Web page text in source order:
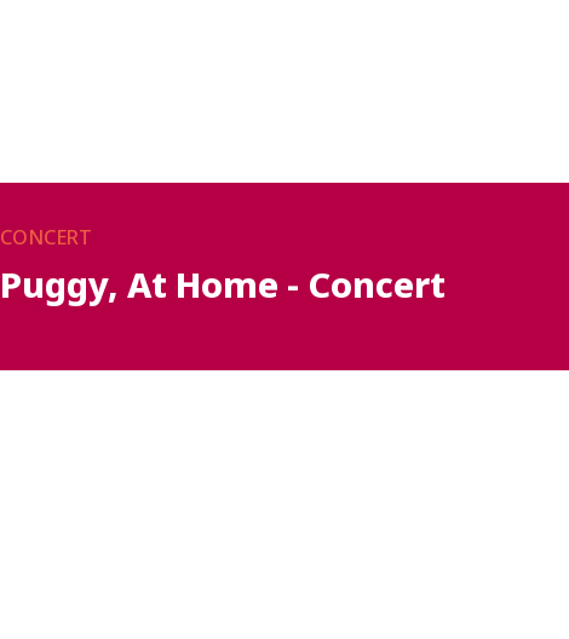
CONCERT
Puggy, At Home - Concert